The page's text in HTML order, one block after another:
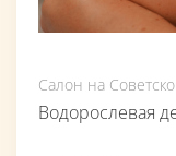
Салон на
Водорослевая